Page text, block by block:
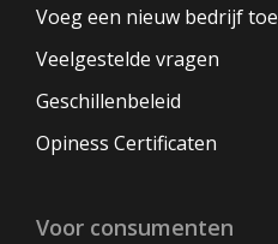
Voeg een nieuw bedrijf toe
Veelgestelde vragen
Geschillenbeleid
Opiness Certificaten
Voor consumenten